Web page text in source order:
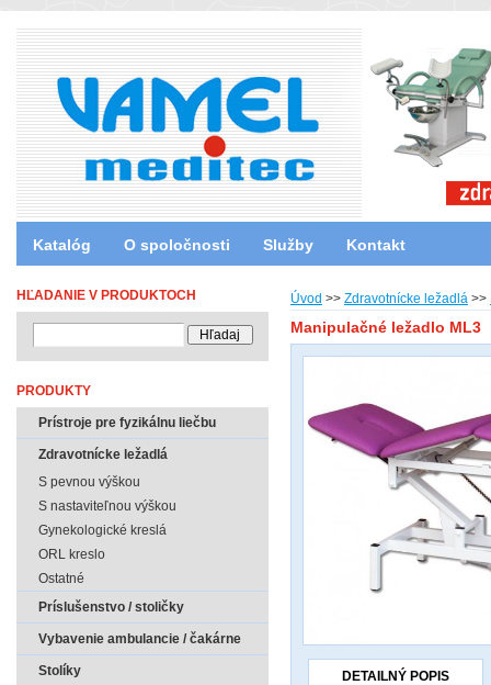
Katalóg O spoločnosti Služby Kontakt
Úvod >> Zdravotnícke ležadlá >>
Manipulačné ležadlo ML3
DETAILNÝ POPIS
HĽADANIE V PRODUKTOCH
PRODUKTY
Prístroje pre fyzikálnu liečbu
Zdravotnícke ležadlá
S pevnou výškou
S nastaviteľnou výškou
Gynekologické kreslá
ORL kreslo
Ostatné
Príslušenstvo / stoličky
Vybavenie ambulancie / čakárne
Stolíky